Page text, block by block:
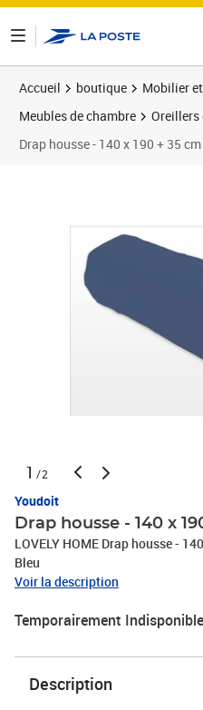
Accueil boutique
Mobilier
Meubles de chambre
Oreillers
Drap housse - 140 x 190 + 35
1 /2
Youdoit
Drap housse - 140 x
LOVELY HOME Drap housse -
Bleu
Voir la description
Temporairement Indisponible
Description